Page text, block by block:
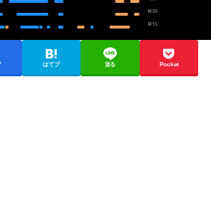
はてブ 送る Pocket